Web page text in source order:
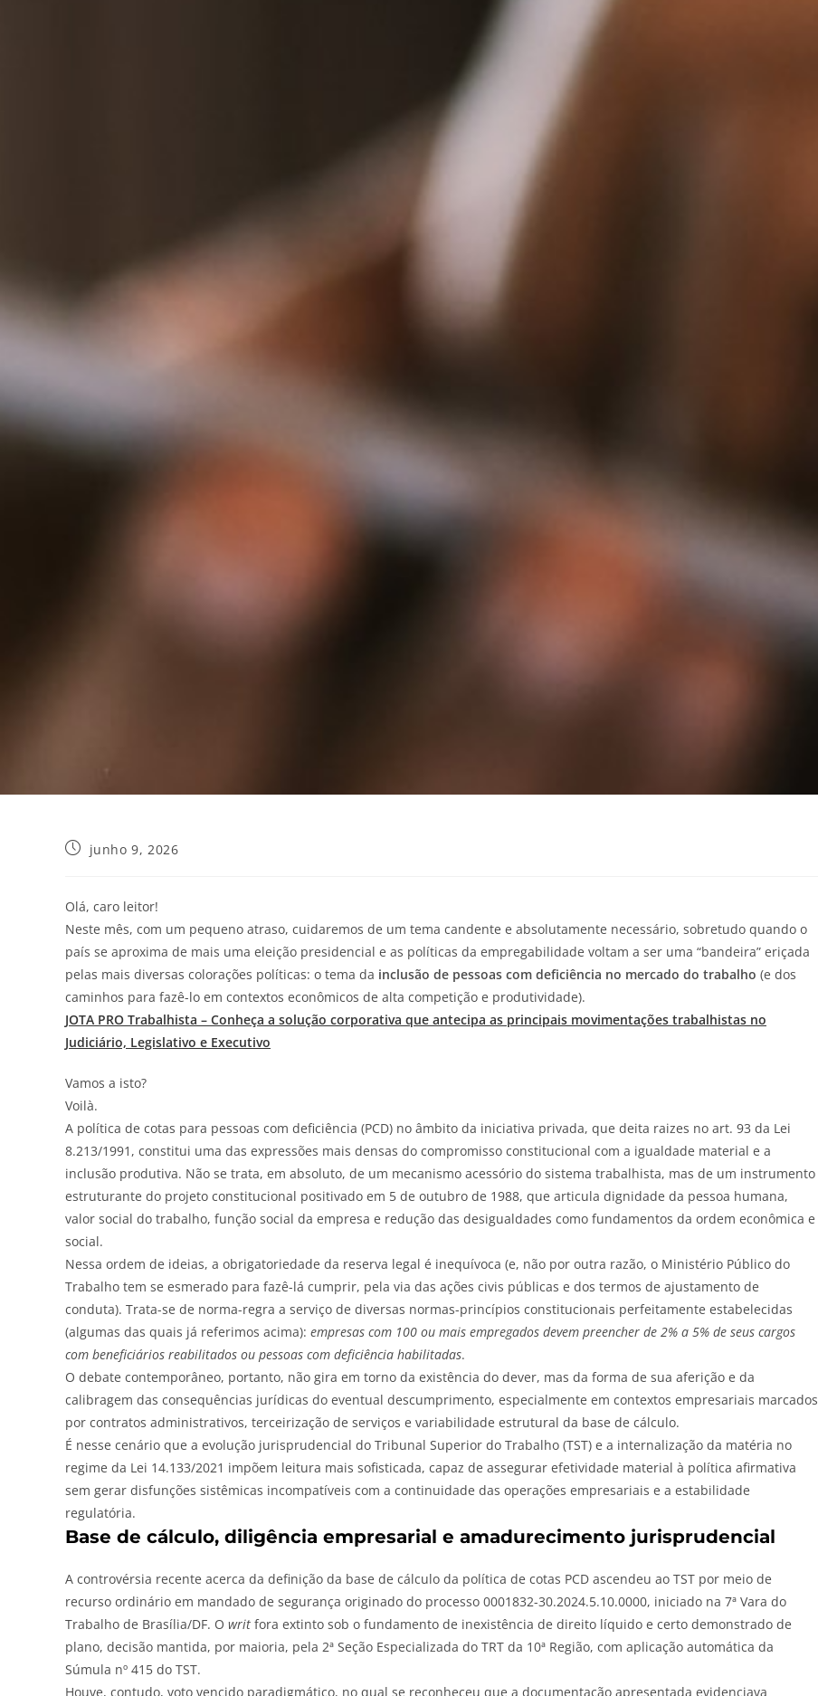
junho 9, 2026
Olá, caro leitor!
Neste mês, com um pequeno atraso, cuidaremos de um tema candente e absolutamente necessário, sobretudo quando o
país se aproxima de mais uma eleição presidencial e as políticas da empregabilidade voltam a ser uma “bandeira” eriçada
pelas mais diversas colorações políticas: o tema da inclusão de pessoas com deficiência no mercado do trabalho (e dos
caminhos para fazê-lo em contextos econômicos de alta competição e produtividade).
JOTA PRO Trabalhista – Conheça a solução corporativa que antecipa as principais movimentações trabalhistas no
Judiciário, Legislativo e Executivo
Vamos a isto?
Voilà.
A política de cotas para pessoas com deficiência (PCD) no âmbito da iniciativa privada, que deita raizes no art. 93 da Lei
8.213/1991, constitui uma das expressões mais densas do compromisso constitucional com a igualdade material e a
inclusão produtiva. Não se trata, em absoluto, de um mecanismo acessório do sistema trabalhista, mas de um instrumento
estruturante do projeto constitucional positivado em 5 de outubro de 1988, que articula dignidade da pessoa humana,
valor social do trabalho, função social da empresa e redução das desigualdades como fundamentos da ordem econômica e
social.
Nessa ordem de ideias, a obrigatoriedade da reserva legal é inequívoca (e, não por outra razão, o Ministério Público do
Trabalho tem se esmerado para fazê-lá cumprir, pela via das ações civis públicas e dos termos de ajustamento de
conduta). Trata-se de norma-regra a serviço de diversas normas-princípios constitucionais perfeitamente estabelecidas
(algumas das quais já referimos acima): empresas com 100 ou mais empregados devem preencher de 2% a 5% de seus cargos
com beneficiários reabilitados ou pessoas com deficiência habilitadas.
O debate contemporâneo, portanto, não gira em torno da existência do dever, mas da forma de sua aferição e da
calibragem das consequências jurídicas do eventual descumprimento, especialmente em contextos empresariais marcados
por contratos administrativos, terceirização de serviços e variabilidade estrutural da base de cálculo.
É nesse cenário que a evolução jurisprudencial do Tribunal Superior do Trabalho (TST) e a internalização da matéria no
regime da Lei 14.133/2021 impõem leitura mais sofisticada, capaz de assegurar efetividade material à política afirmativa
sem gerar disfunções sistêmicas incompatíveis com a continuidade das operações empresariais e a estabilidade
regulatória.
Base de cálculo, diligência empresarial e amadurecimento jurisprudencial
A controvérsia recente acerca da definição da base de cálculo da política de cotas PCD ascendeu ao TST por meio de
recurso ordinário em mandado de segurança originado do processo 0001832-30.2024.5.10.0000, iniciado na 7ª Vara do
Trabalho de Brasília/DF. O writ fora extinto sob o fundamento de inexistência de direito líquido e certo demonstrado de
plano, decisão mantida, por maioria, pela 2ª Seção Especializada do TRT da 10ª Região, com aplicação automática da
Súmula nº 415 do TST.
Houve, contudo, voto vencido paradigmático, no qual se reconheceu que a documentação apresentada evidenciava